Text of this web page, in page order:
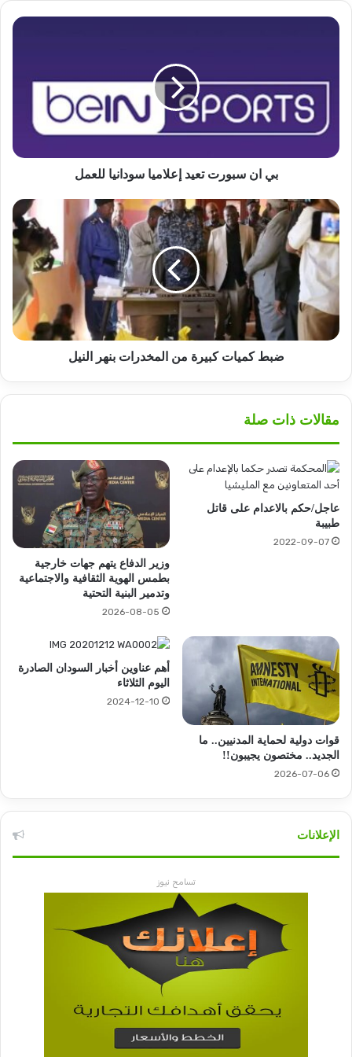
بي
إعلاميا
سودانيا
للعمل
بي ان سبورت تعيد إعلاميا سودانيا للعمل
ضبط
كميات
كبيرة
من
المخدرات
بنهر
النيل
ضبط كميات كبيرة من المخدرات بنهر النيل
مقالات ذات صلة
عاجل/حكم بالاعدام على قاتل
طبيبة
2022-09-07
وزير الدفاع يتهم جهات خارجية
بطمس الهوية الثقافية والاجتماعية
وتدمير البنية التحتية
2026-08-05
قوات دولية لحماية المدنيين.. ما
الجديد.. مختصون يجيبون!!
2026-07-06
أهم عناوين أخبار السودان الصادرة
اليوم الثلاثاء
2024-12-10
الإعلانات
تسامح نيوز